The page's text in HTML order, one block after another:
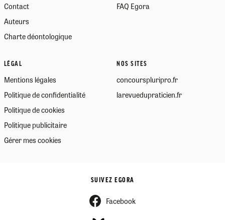
Contact
Auteurs
Charte déontologique
FAQ Egora
LÉGAL
Mentions légales
Politique de confidentialité
Politique de cookies
Politique publicitaire
Gérer mes cookies
NOS SITES
concourspluripro.fr
larevuedupraticien.fr
SUIVEZ EGORA
Facebook